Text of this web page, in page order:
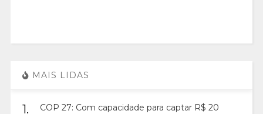
MAIS LIDAS
1.
COP 27: Com capacidade para captar R$ 20